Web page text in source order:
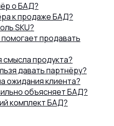
о БАД?
к продаже БАД?
SKU?
продавать
смысла продукта?
давать партнёру?
ожидания клиента?
объясняет БАД?
комплект БАД?